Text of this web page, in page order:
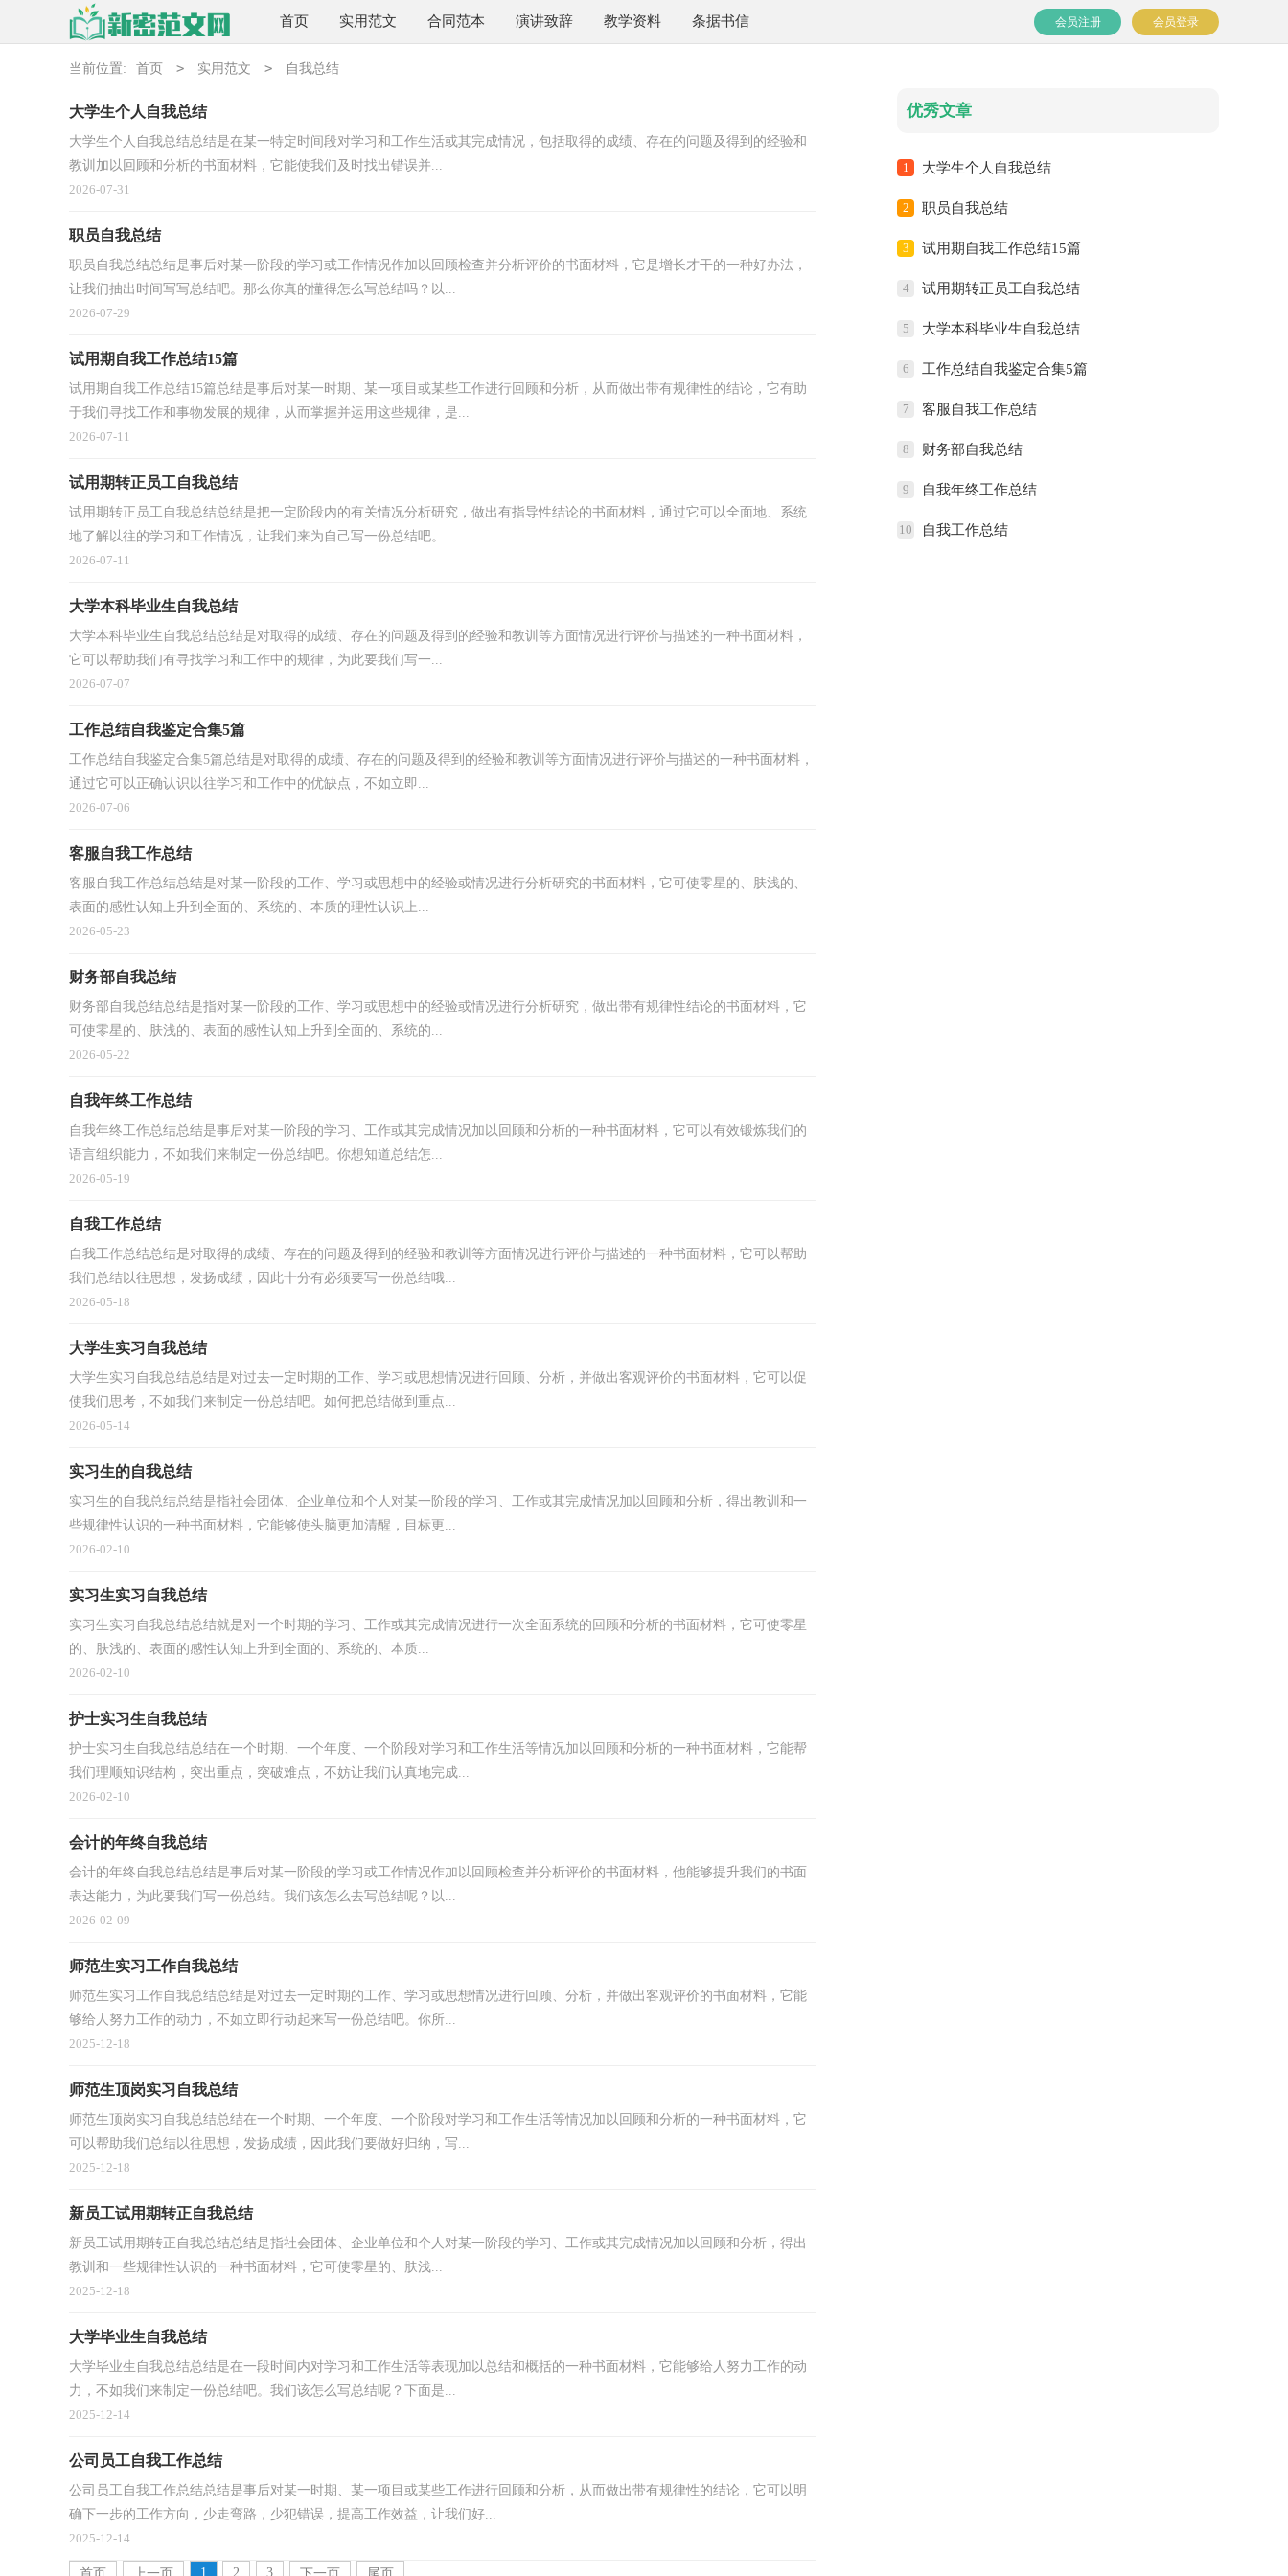
首页 实用范文 合同范本 演讲致辞 教学资料 条据书信 会员登录
会员注册
当前位置: 首页 > 实用范文 > 自我总结
大学生个人自我总结
大学生个人自我总结总结是在某一特定时间段对学习和工作生活或其完成情况，包括取得的成绩、存在的问题及得到的经验和
教训加以回顾和分析的书面材料，它能使我们及时找出错误并...
2026-07-31
职员自我总结
职员自我总结总结是事后对某一阶段的学习或工作情况作加以回顾检查并分析评价的书面材料，它是增长才干的一种好办法，
让我们抽出时间写写总结吧。那么你真的懂得怎么写总结吗？以...
2026-07-29
试用期自我工作总结15篇
试用期自我工作总结15篇总结是事后对某一时期、某一项目或某些工作进行回顾和分析，从而做出带有规律性的结论，它有助
于我们寻找工作和事物发展的规律，从而掌握并运用这些规律，是...
2026-07-11
试用期转正员工自我总结
试用期转正员工自我总结总结是把一定阶段内的有关情况分析研究，做出有指导性结论的书面材料，通过它可以全面地、系统
地了解以往的学习和工作情况，让我们来为自己写一份总结吧。...
2026-07-11
大学本科毕业生自我总结
大学本科毕业生自我总结总结是对取得的成绩、存在的问题及得到的经验和教训等方面情况进行评价与描述的一种书面材料，
它可以帮助我们有寻找学习和工作中的规律，为此要我们写一...
2026-07-07
工作总结自我鉴定合集5篇
工作总结自我鉴定合集5篇总结是对取得的成绩、存在的问题及得到的经验和教训等方面情况进行评价与描述的一种书面材料，
通过它可以正确认识以往学习和工作中的优缺点，不如立即...
2026-07-06
客服自我工作总结
客服自我工作总结总结是对某一阶段的工作、学习或思想中的经验或情况进行分析研究的书面材料，它可使零星的、肤浅的、
表面的感性认知上升到全面的、系统的、本质的理性认识上...
2026-05-23
财务部自我总结
财务部自我总结总结是指对某一阶段的工作、学习或思想中的经验或情况进行分析研究，做出带有规律性结论的书面材料，它
可使零星的、肤浅的、表面的感性认知上升到全面的、系统的...
2026-05-22
自我年终工作总结
自我年终工作总结总结是事后对某一阶段的学习、工作或其完成情况加以回顾和分析的一种书面材料，它可以有效锻炼我们的
语言组织能力，不如我们来制定一份总结吧。你想知道总结怎...
2026-05-19
自我工作总结
自我工作总结总结是对取得的成绩、存在的问题及得到的经验和教训等方面情况进行评价与描述的一种书面材料，它可以帮助
我们总结以往思想，发扬成绩，因此十分有必须要写一份总结哦...
2026-05-18
大学生实习自我总结
大学生实习自我总结总结是对过去一定时期的工作、学习或思想情况进行回顾、分析，并做出客观评价的书面材料，它可以促
使我们思考，不如我们来制定一份总结吧。如何把总结做到重点...
2026-05-14
实习生的自我总结
实习生的自我总结总结是指社会团体、企业单位和个人对某一阶段的学习、工作或其完成情况加以回顾和分析，得出教训和一
些规律性认识的一种书面材料，它能够使头脑更加清醒，目标更...
2026-02-10
实习生实习自我总结
实习生实习自我总结总结就是对一个时期的学习、工作或其完成情况进行一次全面系统的回顾和分析的书面材料，它可使零星
的、肤浅的、表面的感性认知上升到全面的、系统的、本质...
2026-02-10
护士实习生自我总结
护士实习生自我总结总结在一个时期、一个年度、一个阶段对学习和工作生活等情况加以回顾和分析的一种书面材料，它能帮
我们理顺知识结构，突出重点，突破难点，不妨让我们认真地完成...
2026-02-10
会计的年终自我总结
会计的年终自我总结总结是事后对某一阶段的学习或工作情况作加以回顾检查并分析评价的书面材料，他能够提升我们的书面
表达能力，为此要我们写一份总结。我们该怎么去写总结呢？以...
2026-02-09
师范生实习工作自我总结
师范生实习工作自我总结总结是对过去一定时期的工作、学习或思想情况进行回顾、分析，并做出客观评价的书面材料，它能
够给人努力工作的动力，不如立即行动起来写一份总结吧。你所...
2025-12-18
师范生顶岗实习自我总结
师范生顶岗实习自我总结总结在一个时期、一个年度、一个阶段对学习和工作生活等情况加以回顾和分析的一种书面材料，它
可以帮助我们总结以往思想，发扬成绩，因此我们要做好归纳，写...
2025-12-18
新员工试用期转正自我总结
新员工试用期转正自我总结总结是指社会团体、企业单位和个人对某一阶段的学习、工作或其完成情况加以回顾和分析，得出
教训和一些规律性认识的一种书面材料，它可使零星的、肤浅...
2025-12-18
大学毕业生自我总结
大学毕业生自我总结总结是在一段时间内对学习和工作生活等表现加以总结和概括的一种书面材料，它能够给人努力工作的动
力，不如我们来制定一份总结吧。我们该怎么写总结呢？下面是...
2025-12-14
公司员工自我工作总结
公司员工自我工作总结总结是事后对某一时期、某一项目或某些工作进行回顾和分析，从而做出带有规律性的结论，它可以明
确下一步的工作方向，少走弯路，少犯错误，提高工作效益，让我们好...
2025-12-14
1 2 3
优秀文章
1 大学生个人自我总结
2 职员自我总结
3 试用期自我工作总结15篇
4 试用期转正员工自我总结
5 大学本科毕业生自我总结
6 工作总结自我鉴定合集5篇
7 客服自我工作总结
8 财务部自我总结
9 自我年终工作总结
10 自我工作总结